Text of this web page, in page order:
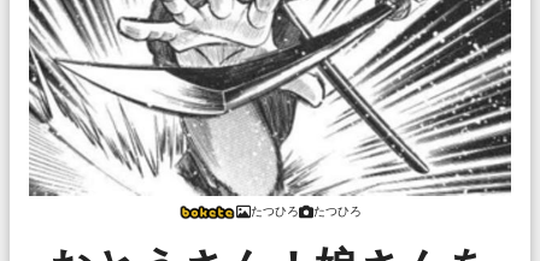
たつひろ たつひろ